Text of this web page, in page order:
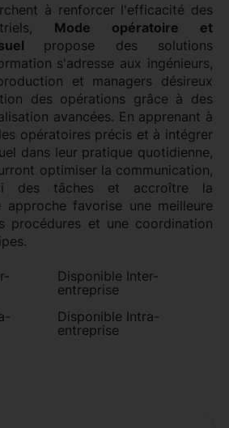
à renforcer l'efficacité des
Mode opératoire et
propose des solutions
s'adresse aux ingénieurs,
et managers désireux
des opérations grâce à des
avancées. En apprenant à
opératoires précis et à intégrer
dans leur pratique quotidienne,
optimiser la communication,
des tâches et accroître la
favorise une meilleure
procédures et une coordination
Disponible Inter-
entreprise
Disponible Intra-
entreprise